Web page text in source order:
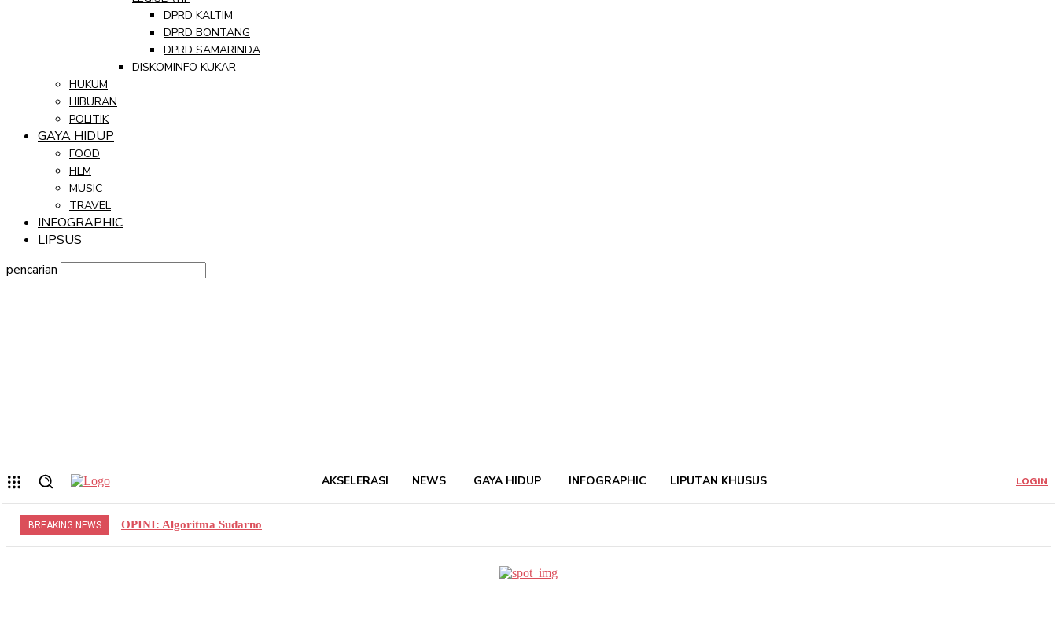
DPRD KALTIM
DPRD BONTANG
DPRD SAMARINDA
DISKOMINFO KUKAR
HUKUM
HIBURAN
POLITIK
GAYA HIDUP
FOOD
FILM
MUSIC
TRAVEL
INFOGRAPHIC
LIPSUS
pencarian
AKSELERASI NEWS GAYA HIDUP INFOGRAPHIC LIPUTAN KHUSUS LOGIN
BREAKING NEWS OPINI: Algoritma Sudarno